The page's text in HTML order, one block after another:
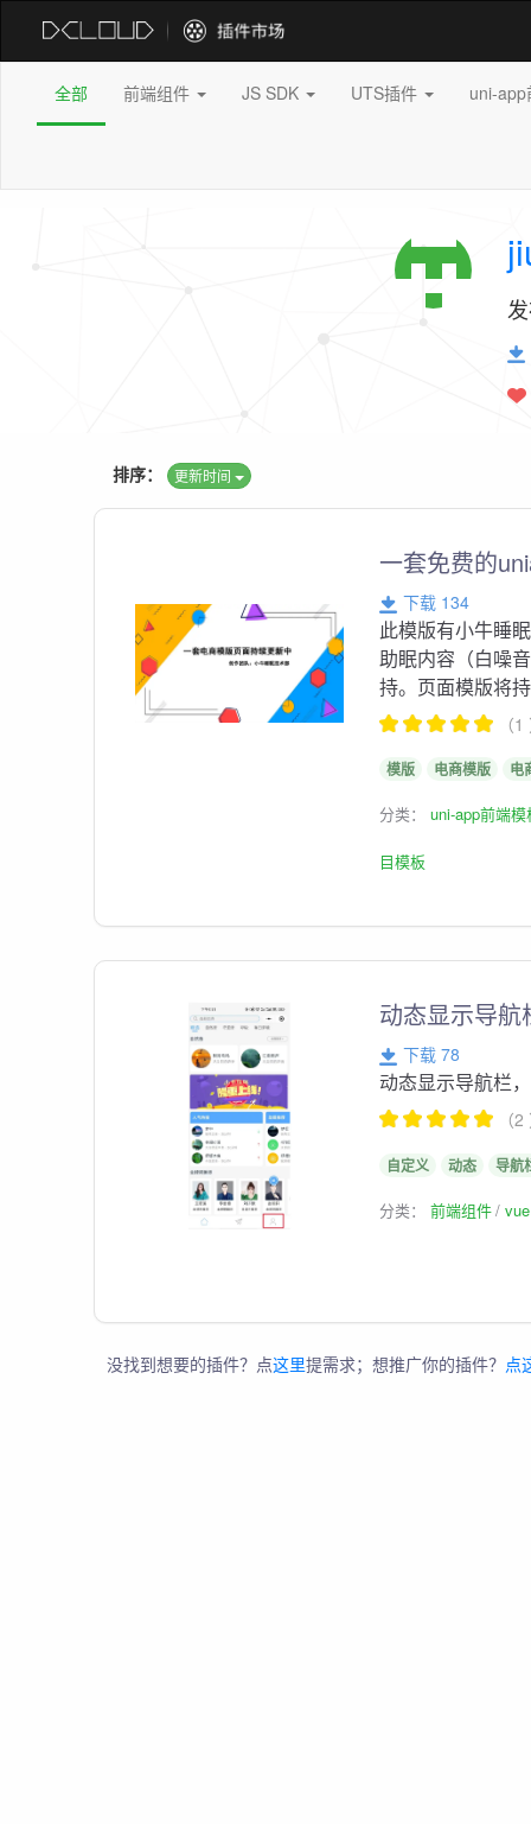
全部 前端组件 JS SDK UTS插件 uni-
排序： 更新时间
一套免费的
下载 134
此模版有小牛睡
助眠内容（白噪
持。页面模版将
（
模版 电商模版 电
分类：uni-app前端模
目模板
动态显示导航
下载 78
动态显示导航栏
（
自定义 动态 导航
分类：前端组件
没找到想要的插件？点这里提需求；想推广你的插件？ 点